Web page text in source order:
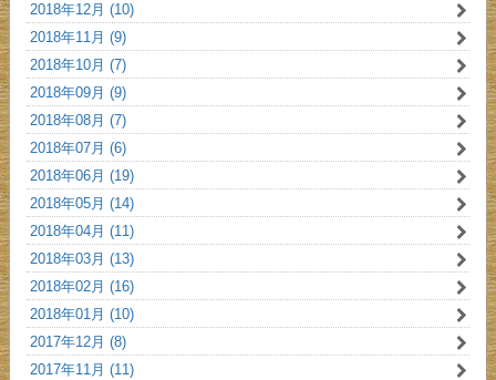
2018年12月 (10)
2018年11月 (9)
2018年10月 (7)
2018年09月 (9)
2018年08月 (7)
2018年07月 (6)
2018年06月 (19)
2018年05月 (14)
2018年04月 (11)
2018年03月 (13)
2018年02月 (16)
2018年01月 (10)
2017年12月 (8)
2017年11月 (11)